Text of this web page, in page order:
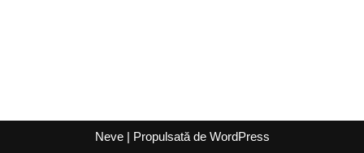
Neve| Propulsată de WordPress